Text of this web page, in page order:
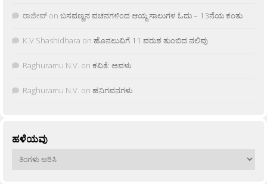
ರಾಜೀವ್ on ಬಸವಣ್ಣನ ವಚನಗಳಿಂದ ಆಯ್ದ ಸಾಲುಗಳ ಓದು – 13ನೆಯ ಕಂತು
K.V Shashidhara on ಹೊನಲುವಿಗೆ 11 ವರುಶ ತುಂಬಿದ ನಲಿವು
Raghuramu N.V. on ಕವಿತೆ: ಅವಳು
Raghuramu N.V. on ಹನಿಗವನಗಳು
ಹಳೆಯವು
ಹಳೆಯವು